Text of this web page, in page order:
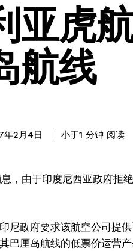
亚虎
航线
年2月4日 小于1 分钟 阅读
，由于印度尼西亚政府拒
尼政府要求该航空公司提
巴厘岛航线的低票价运营